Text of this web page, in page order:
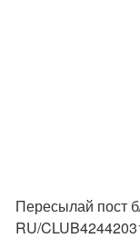
Пересылай пост
RU/